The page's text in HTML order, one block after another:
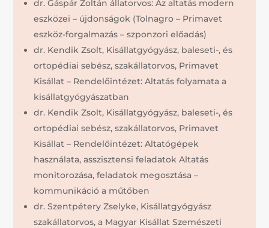
dr. Gáspár Zoltán állatorvos: Az altatás modern
eszközei – újdonságok (Tolnagro – Primavet
eszköz-forgalmazás – szponzori előadás)
dr. Kendik Zsolt, Kisállatgyógyász, baleseti-, és
ortopédiai sebész, szakállatorvos, Primavet
Kisállat – Rendelőintézet: Altatás folyamata a
kisállatgyógyászatban
dr. Kendik Zsolt, Kisállatgyógyász, baleseti-, és
ortopédiai sebész, szakállatorvos, Primavet
Kisállat – Rendelőintézet: Altatógépek
használata, asszisztensi feladatok Altatás
monitorozása, feladatok megosztása –
kommunikáció a műtőben
dr. Szentpétery Zselyke, Kisállatgyógyász
szakállatorvos, a Magyar Kisállat Szemészeti